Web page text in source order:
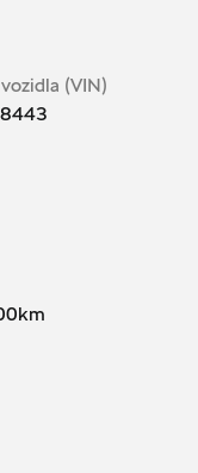
(VIN)